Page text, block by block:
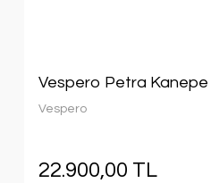
Vespero Petra Kanepe
Vespero
22.900,00 TL